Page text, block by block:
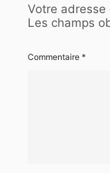
Votre adresse
Les champs
Commentaire *